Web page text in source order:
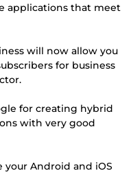
applications that meet
will now allow you
for business
for creating hybrid
with very good
your Android and iOS